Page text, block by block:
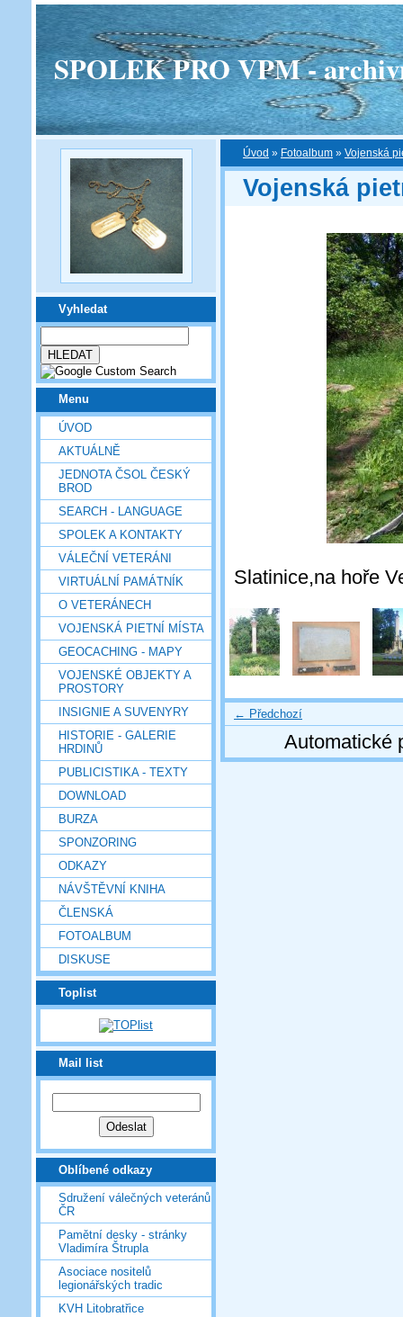
SPOLEK PRO VPM -
Vyhledat
Menu
ÚVOD
AKTUÁLNĚ
JEDNOTA ČSOL ČESKÝ
BROD
SEARCH - LANGUAGE
SPOLEK A KONTAKTY
VÁLEČNÍ VETERÁNI
VIRTUÁLNÍ PAMÁTNÍK
O VETERÁNECH
VOJENSKÁ PIETNÍ MÍSTA
GEOCACHING - MAPY
VOJENSKÉ OBJEKTY A
PROSTORY
INSIGNIE A SUVENYRY
HISTORIE - GALERIE
HRDINŮ
PUBLICISTIKA - TEXTY
DOWNLOAD
BURZA
SPONZORING
ODKAZY
NÁVŠTĚVNÍ KNIHA
ČLENSKÁ
FOTOALBUM
DISKUSE
Toplist
Mail list
Oblíbené odkazy
Sdružení válečných veteránů
ČR
Pamětní desky - stránky
Vladimíra Štrupla
Asociace nositelů
legionářských tradic
KVH Litobratřice
Úvod » Fotoalbum » Vojenská
Vojenská
Slatinice,na hoře
← Předchozí
Automatické